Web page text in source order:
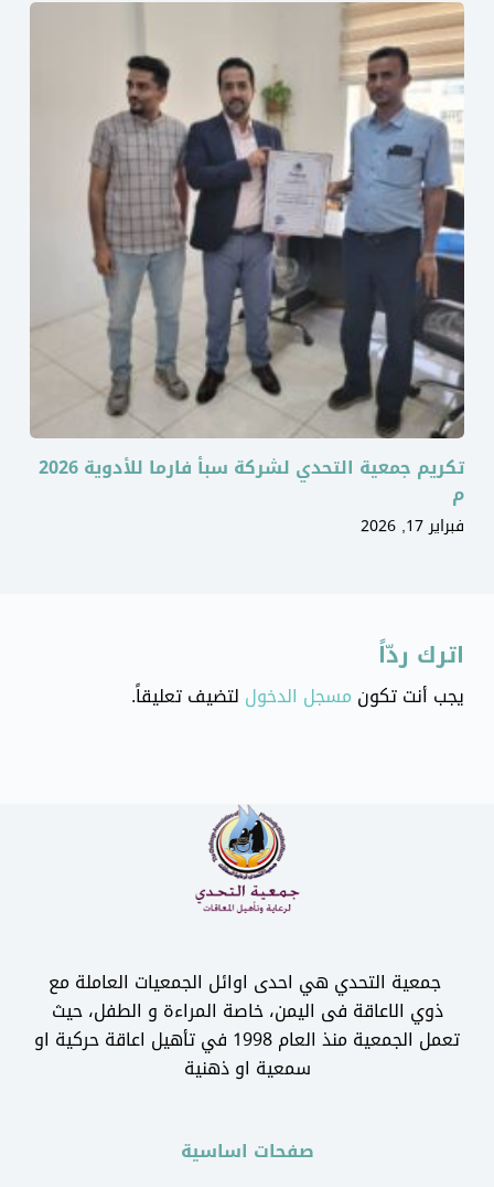
تكريم جمعية التحدي لشركة سبأ فارما للأدوية 2026
م
فبراير 17, 2026
اترك ردّاً
يجب أنت تكون مسجل الدخول لتضيف تعليقاً.
جمعية التحدي هي احدى اوائل الجمعيات العاملة مع
ذوي الاعاقة فى اليمن، خاصة المراءة و الطفل، حيث
تعمل الجمعية منذ العام 1998 في تأهيل اعاقة حركية او
سمعية او ذهنية
صفحات اساسية